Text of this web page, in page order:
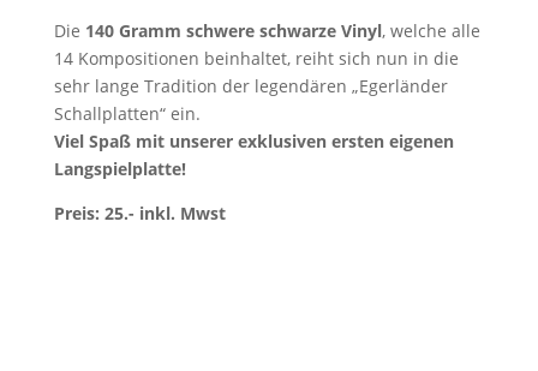
Die 140 Gramm schwere schwarze Vinyl, welche alle
14 Kompositionen beinhaltet, reiht sich nun in die
sehr lange Tradition der legendären „Egerländer
Schallplatten“ ein.
Viel Spaß mit unserer exklusiven ersten eigenen
Langspielplatte!
Preis: 25.- inkl. Mwst